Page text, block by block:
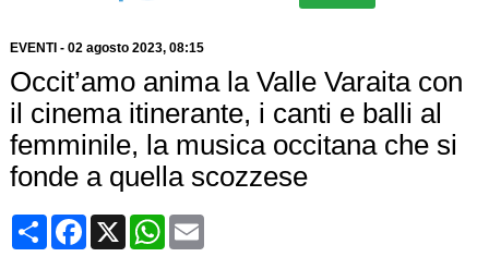
EVENTI - 02 agosto 2023, 08:15
Occit’amo anima la Valle Varaita con
il cinema itinerante, i canti e balli al
femminile, la musica occitana che si
fonde a quella scozzese
CondividiFacebook
X WhatsApp
Email